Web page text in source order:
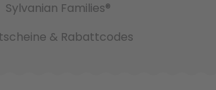
Sylvanian Families®
& Rabattcodes